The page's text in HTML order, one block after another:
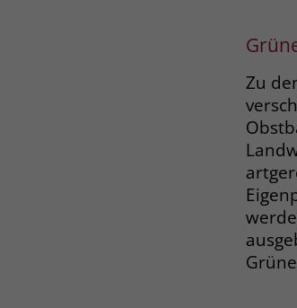
Zu